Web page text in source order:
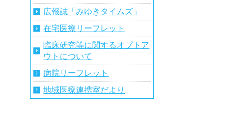
広報誌「みゆきタイムズ」
在宅医療リーフレット
臨床研究等に関するオプトア
ウトについて
病院リーフレット
地域医療連携室だより